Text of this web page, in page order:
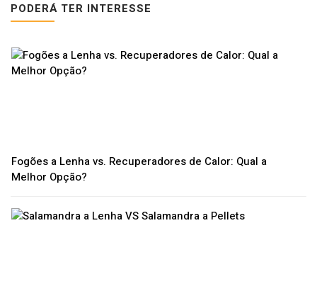
PODERÁ TER INTERESSE
Fogões a Lenha vs. Recuperadores de Calor: Qual a
Melhor Opção?